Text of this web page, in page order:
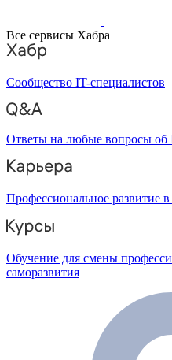
Все сервисы Хабра
Сообщество IT-специалистов
Ответы на любые вопросы об
Профессиональное развитие
Обучение для смены
саморазвития